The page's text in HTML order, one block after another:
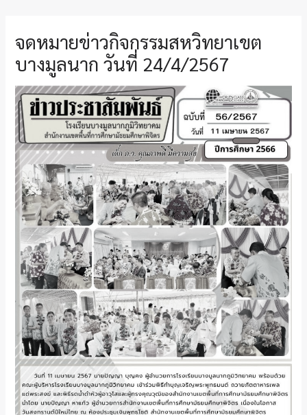
จดหมายข่าวกิจกรรมสหวิทยาเขต
บางมูลนาก วันที่ 24/4/2567